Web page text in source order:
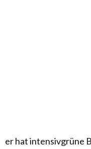
er hat intensivgrüne